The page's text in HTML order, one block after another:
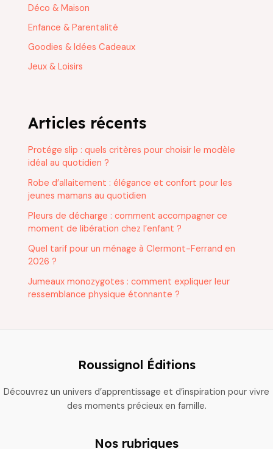
Déco & Maison
Enfance & Parentalité
Goodies & Idées Cadeaux
Jeux & Loisirs
Articles récents
Protége slip : quels critères pour choisir le modèle
idéal au quotidien ?
Robe d’allaitement : élégance et confort pour les
jeunes mamans au quotidien
Pleurs de décharge : comment accompagner ce
moment de libération chez l’enfant ?
Quel tarif pour un ménage à Clermont-Ferrand en
2026 ?
Jumeaux monozygotes : comment expliquer leur
ressemblance physique étonnante ?
Roussignol Éditions
Découvrez un univers d’apprentissage et d’inspiration pour vivre
des moments précieux en famille.
Nos rubriques